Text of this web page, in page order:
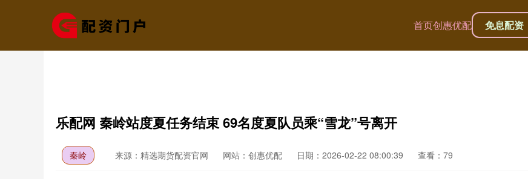
首页创惠优配 免息配资
乐配网 秦岭站度夏任务结束 69名度夏队员乘“雪龙”号离开
秦岭 来源：精选期货配资官网 网站：创惠优配 日期：2026-02-22 08:00:39 查看：79